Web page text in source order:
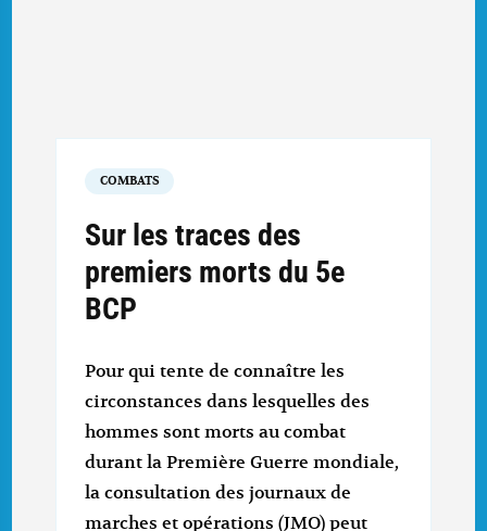
COMBATS
Sur les traces des
premiers morts du 5e
BCP
Pour qui tente de connaître les
circonstances dans lesquelles des
hommes sont morts au combat
durant la Première Guerre mondiale,
la consultation des journaux de
marches et opérations (JMO) peut